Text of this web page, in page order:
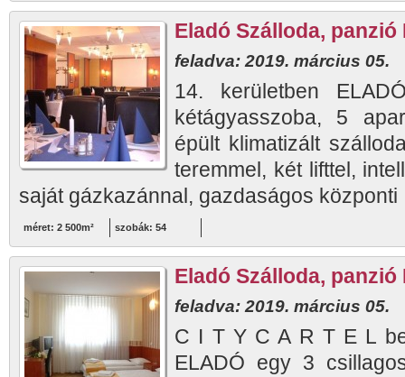
Eladó Szálloda,
feladva: 2019. március 05.
14. kerületben
kétágyasszoba, 5
épült klimatizált
teremmel, két lifttel,
saját gázkazánnal, gazdaságos
méret: 2 500m² szobák: 54
Eladó Szálloda,
feladva: 2019. március 05.
C I T Y C A R T E L
ELADÓ egy 3